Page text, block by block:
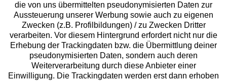
Services
Beratung
Über uns
die von uns übermittelten pseudonymisierten Daten zur
Aussteuerung unserer Werbung sowie auch zu eigenen
Zwecken (z.B. Profilbildungen) / zu Zwecken Dritter
verarbeiten. Vor diesem Hintergrund erfordert nicht nur die
Erhebung der Trackingdaten bzw. die Übermittlung deiner
pseudonymisierten Daten, sondern auch deren
Weiterverarbeitung durch diese Anbieter einer
Einwilligung. Die Trackingdaten werden erst dann erhoben